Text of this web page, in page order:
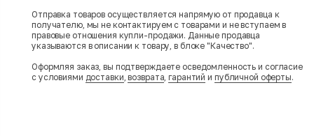
Отправка товаров осуществляется напрямую от продавца к
получателю, мы не контактируем с товарами и не вступаем в
правовые отношения купли-продажи. Данные продавца
указываются в описании к товару, в блоке "Качество".
Оформляя заказ, вы подтверждаете осведомленность и согласие
с условиями доставки,возврата,гарантий и публичной оферты.